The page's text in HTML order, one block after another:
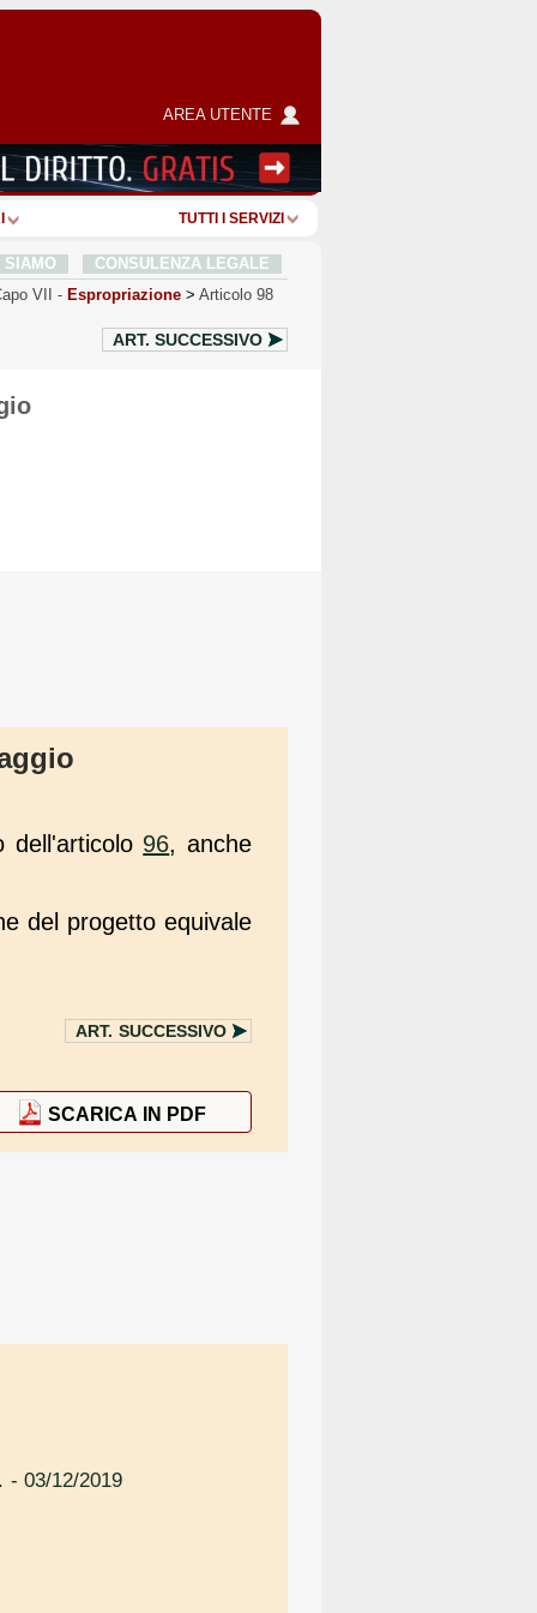
AREA UTENTE
TUTTI I SERVIZI
SIAMO
CONSULENZA LEGALE
VII - Espropriazione > Articolo 98
ART. SUCCESSIVO
dell'articolo 96, anche
del progetto equivale
ART. SUCCESSIVO
SCARICA IN PDF
- 03/12/2019